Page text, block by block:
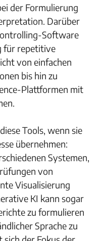
der Formulierung
Darüber
Software
für repetitive
von einfachen
bis hin zu
Plattformen mit
Tools, wenn sie
übernehmen:
Systemen,
von
Visualisierung
KI kann sogar
zu formulieren
Sprache zu